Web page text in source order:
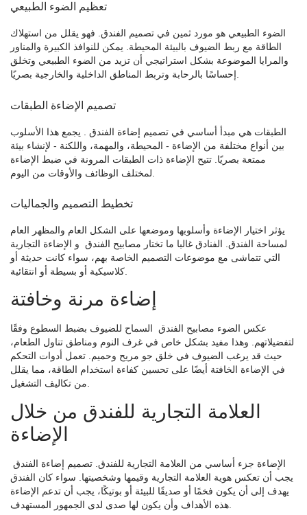
تعظيم الضوء الطبيعي
الضوء الطبيعي هو مورد ثمين في تصميم الفندق. فهو يقلل من استهلاك
الطاقة مع ربط الضيوف بالبيئة المحيطة. يمكن للنوافذ الكبيرة والمناور
والمرايا الموضوعة بشكل استراتيجي أن تزيد من الضوء الطبيعي وتخلق
إحساسًا بالرحابة وتربط المناطق الداخلية والخارجية بصريًا.
تصميم الإضاءة الطبقات
الطبقات هي مبدأ أساسي في تصميم إضاءة الفندق
. يجمع هذا الأسلوب
بين أنواع مختلفة من الإضاءة - المحيطة، والمهمة، واللكنة - لإنشاء بيئة
ممتعة بصريًا. تتيح الإضاءة ذات الطبقات المرونة في ضبط الإضاءة
تخطيط التصميم والجماليات
يؤثر اختيار الإضاءة وأسلوبها وموضعها على الشكل العام والمظهر العام
لمساحة الفندق. الفنادق غالبا ما تختار مصابيح الفندق و الإضاءة التجارية
التي تتماشى مع موضوعات التصميم الخاصة بهم، سواء كانت حديثة أو
إضاءة مرنة وخافتة
عكس الضوء مصابيح الفندق السماح للضيوف بضبط السطوع وفقًا
لتفضيلاتهم. وهذا مفيد بشكل خاص في غرف النوم ومناطق تناول الطعام،
حيث قد يرغب الضيوف في خلق جو مريح وحميم. تعمل أدوات التحكم
في الإضاءة الخافتة أيضًا على تحسين كفاءة استخدام الطاقة، مما يقلل
من تكاليف التشغيل.
العلامة التجارية للفندق من خلال
الإضاءة
الإضاءة جزء أساسي من العلامة التجارية للفندق. تصميم إضاءة الفندق
يجب أن تعكس هوية العلامة التجارية وقيمها وشخصيتها. سواء كان الفندق
يهدف إلى أن يكون فخمًا أو صديقًا للبيئة أو بوتيكًا، يجب أن تدعم الإضاءة